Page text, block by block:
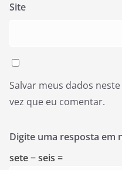
Site
Salvar meus dados
vez que eu comentar.
Digite uma resposta em
sete − seis =